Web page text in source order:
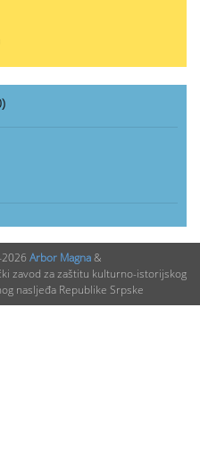
Arbor Magna&
zavod za zaštitu kulturno-istorijskog
nasljeđa Republike Srpske